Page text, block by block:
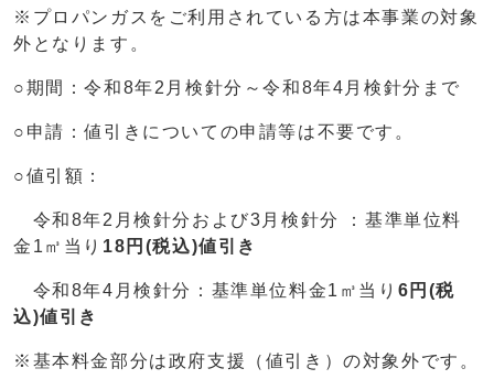
※プロパンガスをご利用されている方は本事業の対象
外となります。
○期間：令和8年2月検針分～令和8年4月検針分まで
○申請：値引きについての申請等は不要です。
○値引額：
令和8年2月検針分および3月検針分 ：基準単位料
金1㎥当り 18 円(税込)値引き
令和8年4月検針分：基準単位料金1㎥当り 6 円(税
込)値引き
※基本料金部分は政府支援（値引き）の対象外です。